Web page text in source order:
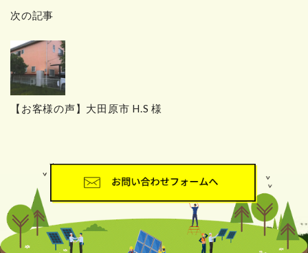
次の記事
【お客様の声】大田原市 H.S 様